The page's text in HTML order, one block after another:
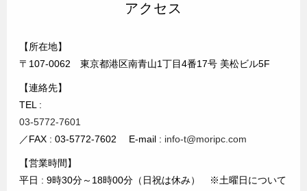
アクセス
【所在地】
〒107-0062 東京都港区南青山1丁目4番17号 美松ビル5F
【連絡先】
TEL :
03-5772-7601
／FAX : 03-5772-7602 E-mail : info-t@moripc.com
【営業時間】
平日 : 9時30分～18時00分（日祝は休み） ※土曜日について